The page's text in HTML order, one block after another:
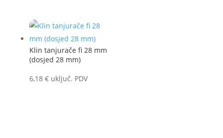
Klin tanjurače fi 28 mm
(dosjed 28 mm)
6,18 € uključ. PDV